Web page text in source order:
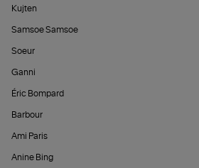
Kujten
Samsoe Samsoe
Soeur
Ganni
Éric Bompard
Barbour
Ami Paris
Anine Bing